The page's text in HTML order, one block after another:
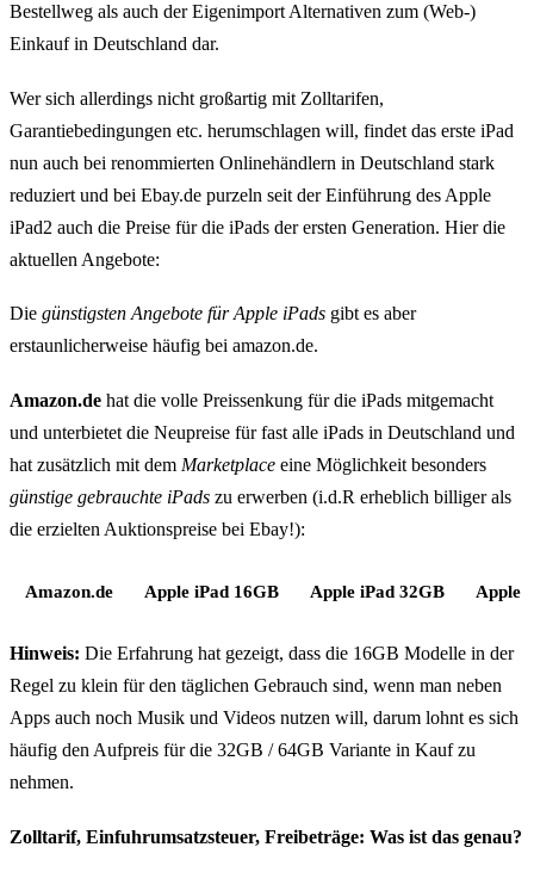
Bestellweg als auch der Eigenimport Alternativen zum (Web-)
Einkauf in Deutschland dar.
Wer sich allerdings nicht großartig mit Zolltarifen,
Garantiebedingungen etc. herumschlagen will, findet das erste iPad
nun auch bei renommierten Onlinehändlern in Deutschland stark
reduziert und bei Ebay.de purzeln seit der Einführung des Apple
iPad2 auch die Preise für die iPads der ersten Generation. Hier die
aktuellen Angebote:
Die günstigsten Angebote für Apple iPads gibt es aber
erstaunlicherweise häufig bei amazon.de.
Amazon.de hat die volle Preissenkung für die iPads mitgemacht
und unterbietet die Neupreise für fast alle iPads in Deutschland und
hat zusätzlich mit dem Marketplace eine Möglichkeit besonders
günstige gebrauchte iPads zu erwerben (i.d.R erheblich billiger als
die erzielten Auktionspreise bei Ebay!):
Amazon.de Apple iPad 16GB Apple iPad 32GB Apple
Hinweis: Die Erfahrung hat gezeigt, dass die 16GB Modelle in der
Regel zu klein für den täglichen Gebrauch sind, wenn man neben
Apps auch noch Musik und Videos nutzen will, darum lohnt es sich
häufig den Aufpreis für die 32GB / 64GB Variante in Kauf zu
nehmen.
Zolltarif, Einfuhrumsatzsteuer, Freibeträge: Was ist das genau?